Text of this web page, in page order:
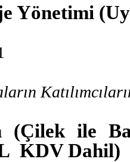
Yönetimi
(Çilek ile
KDV Dahil)